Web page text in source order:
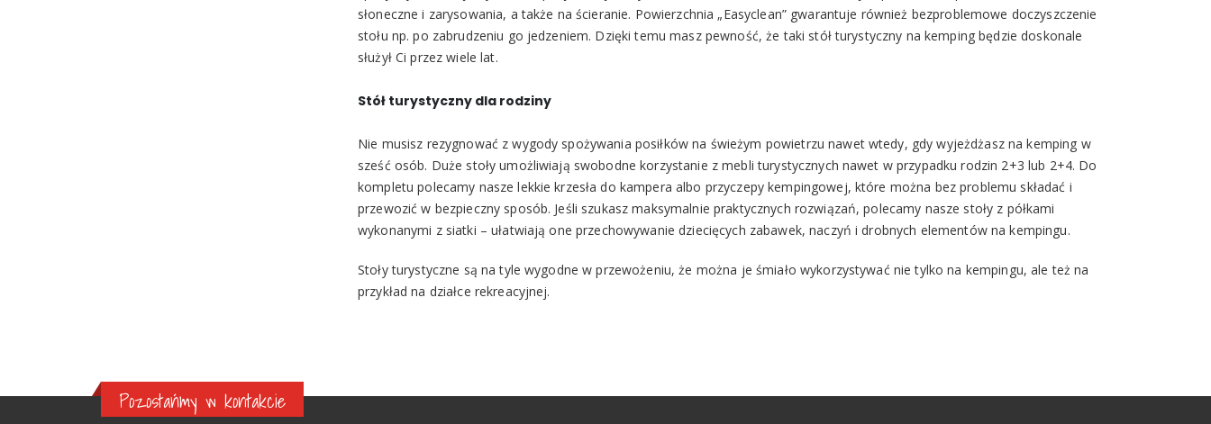
słoneczne i zarysowania, a także na ścieranie. Powierzchnia „Easyclean” gwarantuje również bezproblemowe doczyszczenie
stołu np. po zabrudzeniu go jedzeniem. Dzięki temu masz pewność, że taki stół turystyczny na kemping będzie doskonale
służył Ci przez wiele lat.
Stół turystyczny dla rodziny
Nie musisz rezygnować z wygody spożywania posiłków na świeżym powietrzu nawet wtedy, gdy wyjeżdżasz na kemping w
sześć osób. Duże stoły umożliwiają swobodne korzystanie z mebli turystycznych nawet w przypadku rodzin 2+3 lub 2+4. Do
kompletu polecamy nasze lekkie krzesła do kampera albo przyczepy kempingowej, które można bez problemu składać i
przewozić w bezpieczny sposób. Jeśli szukasz maksymalnie praktycznych rozwiązań, polecamy nasze stoły z półkami
wykonanymi z siatki – ułatwiają one przechowywanie dziecięcych zabawek, naczyń i drobnych elementów na kempingu.
Stoły turystyczne są na tyle wygodne w przewożeniu, że można je śmiało wykorzystywać nie tylko na kempingu, ale też na
przykład na działce rekreacyjnej.
Pozostańmy w kontakcie